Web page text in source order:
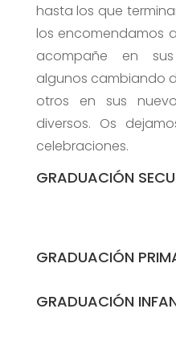
hasta los que
los encomendamos
acompañe en
algunos cambiando
otros en sus
diversos. Os
celebraciones.
GRADUACIÓN
GRADUACIÓN
GRADUACIÓN